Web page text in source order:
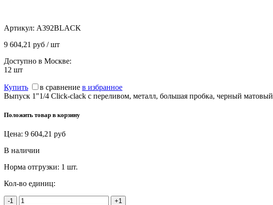
Артикул: A392BLACK
9 604,21 руб / шт
Доступно в Москве:
12 шт
Купить в сравнение в избранное
Выпуск 1"1/4 Click-clack с переливом, металл, большая пробка, черный матовый
Положить товар в корзину
Цена: 9 604,21 руб
В наличии
Норма отгрузки: 1 шт.
Кол-во единиц:
-1 +1